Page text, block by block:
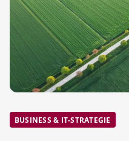
BUSINESS & IT-STRATEGIE